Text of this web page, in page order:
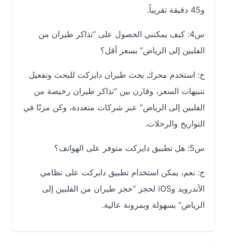
س4: كيف يمكنني الحصول على “تذاكر طيران من
الفلبين إلى الرياض” بسعر أقل؟
ج: استخدم محرك بحث طيران دايركت للبحث وتفعيل
تنبيهات السعر، وقارن بين “تذاكر طيران رخيصة من
الفلبين إلى الرياض” عبر شركات متعددة، وكن مرنًا في
التواريخ والرحلات.
ج: نعم، يمكن استخدام تطبيق دايركت على نظامي
الأندرويد وiOS لحجز “حجز طيران من الفلبين إلى
الرياض” بسهولة وبمرونة عالية.